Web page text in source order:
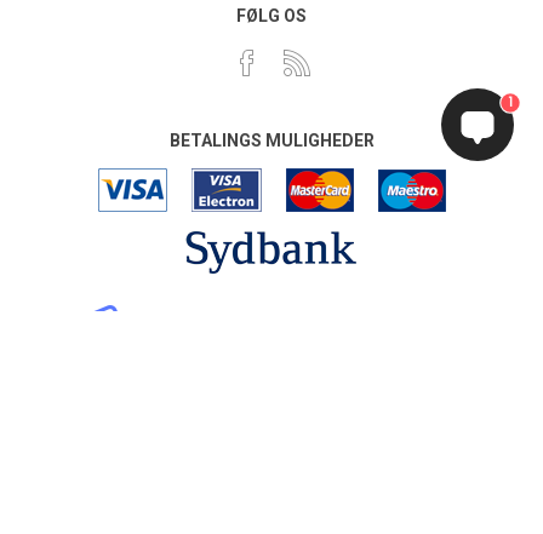
FØLG OS
BETALINGS MULIGHEDER
1